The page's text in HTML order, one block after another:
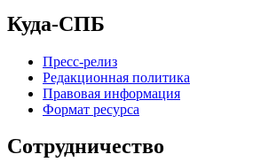
Куда-СПБ
Пресс-релиз
Редакционная политика
Правовая информация
Формат ресурса
Сотрудничество